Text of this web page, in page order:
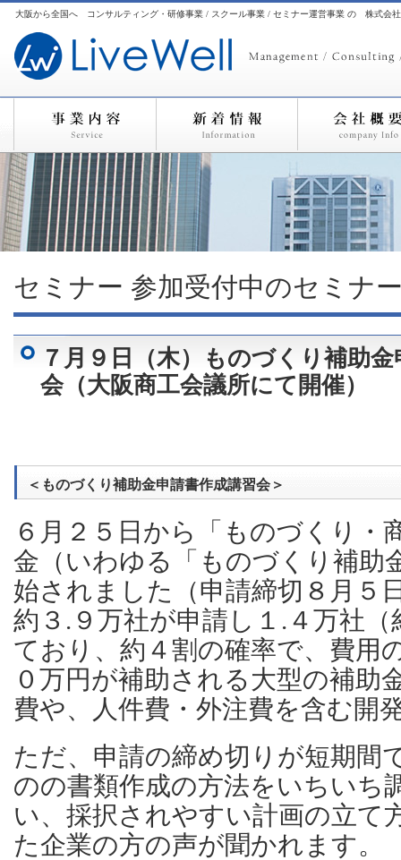
大阪から全国へ コンサルティング・研修事業 / スクール事業 / セミナー運営事業 の 株式会
セミナー 参加受付中のセミナ
７月９日（木）ものづくり補助
会（大阪商工会議所にて開催）
＜ものづくり補助金申請書作成講習会＞
６月２５日から「ものづくり・
金（いわゆる「ものづくり補助
始されました（申請締切８月５
約３.９万社が申請し１.４万社
ており、約４割の確率で、費用
０万円が補助される大型の補助
費や、人件費・外注費を含む開
ただ、申請の締め切りが短期間
のの書類作成の方法をいちいち
い、採択されやすい計画の立て
た企業の方の声が聞かれます。